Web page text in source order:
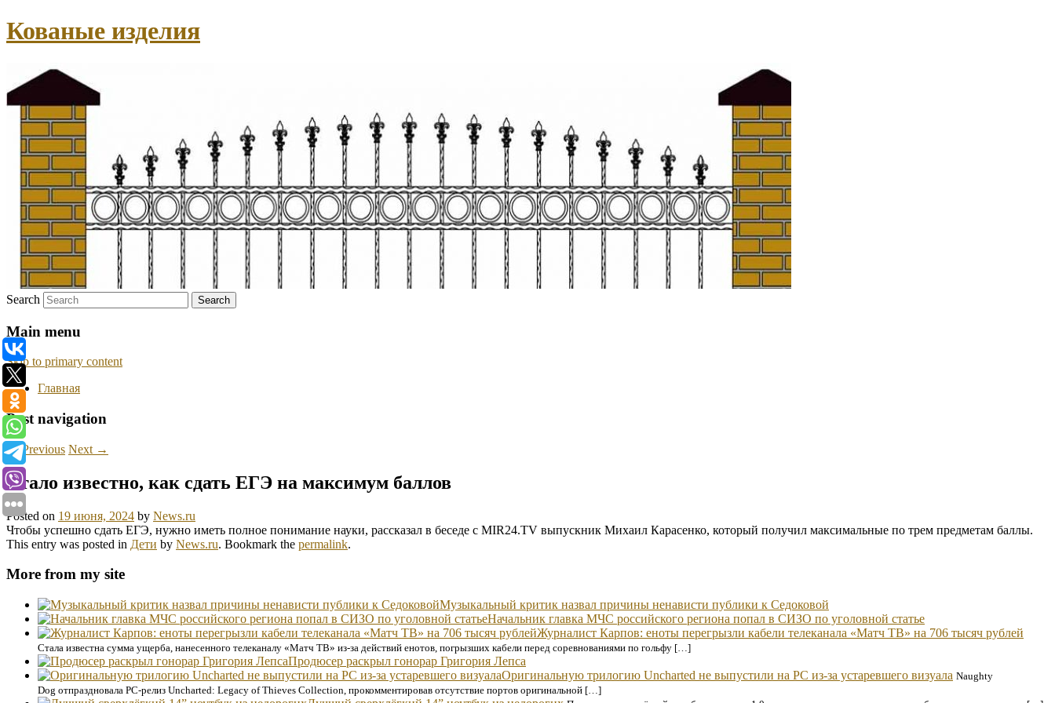
Кованые изделия
Search
Main menu
Skip to primary content
Главная
Post navigation
←Previous Next →
Стало известно, как сдать ЕГЭ на максимум баллов
Posted on 19 июня, 2024 by News.ru
Чтобы успешно сдать ЕГЭ, нужно иметь полное понимание науки, рассказал в беседе с MIR24.TV выпускник Михаил Карасенко, который получил максимальные по трем предметам баллы.
This entry was posted in Дети by News.ru. Bookmark the permalink.
More from my site
Музыкальный критик назвал причины ненависти публики к Седоковой
Начальник главка МЧС российского региона попал в СИЗО по уголовной статье
Журналист Карпов: еноты перегрызли кабели телеканала «Матч ТВ» на 706 тысяч рублей
Стала известна сумма ущерба, нанесенного телеканалу «Матч ТВ» из-за действий енотов, погрызших кабели перед соревнованиями по гольфу […]
Продюсер раскрыл гонорар Григория Лепса
Оригинальную трилогию Uncharted не выпустили на PC из-за устаревшего визуала Naughty
Dog отпраздновала PC-релиз Uncharted: Legacy of Thieves Collection, прокомментировав отсутствие портов оригинальной […]